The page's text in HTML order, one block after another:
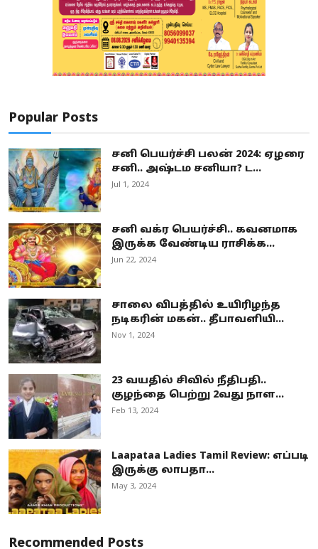
Popular Posts
சனி பெயர்ச்சி பலன் 2024: ஏழரை
சனி.. அஷ்டம சனியா? ட...
Jul 1, 2024
சனி வக்ர பெயர்ச்சி.. கவனமாக
இருக்க வேண்டிய ராசிக்க...
Jun 22, 2024
சாலை விபத்தில் உயிரிழந்த
நடிகரின் மகன்.. தீபாவளியி...
Nov 1, 2024
23 வயதில் சிவில் நீதிபதி..
குழந்தை பெற்று 2வது நாள...
Feb 13, 2024
Laapataa Ladies Tamil Review: எப்படி
இருக்கு லாபதா...
May 3, 2024
Recommended Posts